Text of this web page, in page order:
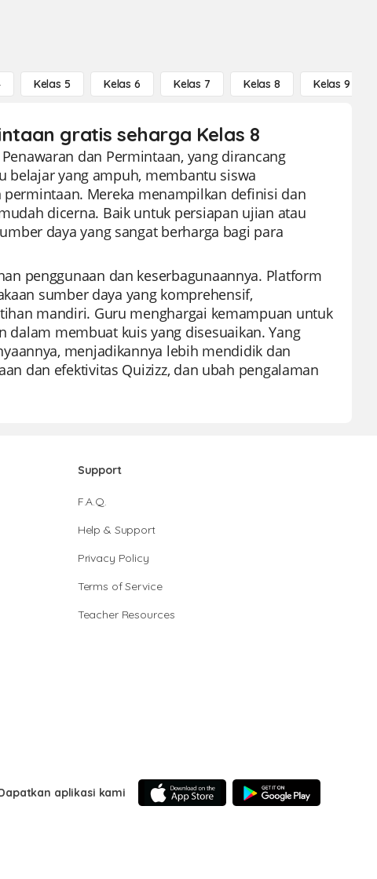
Kelas 5 Kelas 6 Kelas 7 Kelas 8 Kelas 9
gratis seharga Kelas 8
dan Permintaan, yang dirancang
belajar yang ampuh, membantu siswa
Mereka menampilkan definisi dan
dicerna. Baik untuk persiapan ujian atau
daya yang sangat berharga bagi para
penggunaan dan keserbagunaannya. Platform
sumber daya yang komprehensif,
mandiri. Guru menghargai kemampuan untuk
membuat kuis yang disesuaikan. Yang
menjadikannya lebih mendidik dan
dan efektivitas Quizizz, dan ubah pengalaman
Support
F.A.Q.
Help & Support
Privacy Policy
Terms of Service
Teacher Resources
aplikasi kami